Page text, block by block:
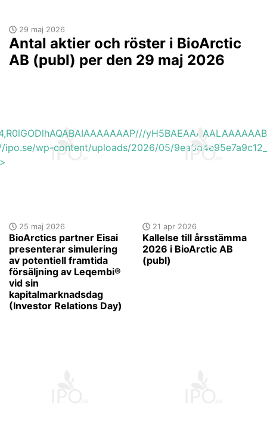
29 maj 2026
Antal aktier och röster i BioArctic
AB (publ) per den 29 maj 2026
wp-content/uploads/2026/05/
25 maj 2026
BioArctics partner Eisai
presenterar simulering
av potentiell framtida
försäljning av Leqembi®
vid sin
kapitalmarknadsdag
(Investor Relations Day)
21 apr 2026
Kallelse till årsstämma
2026 i BioArctic AB
(publ)